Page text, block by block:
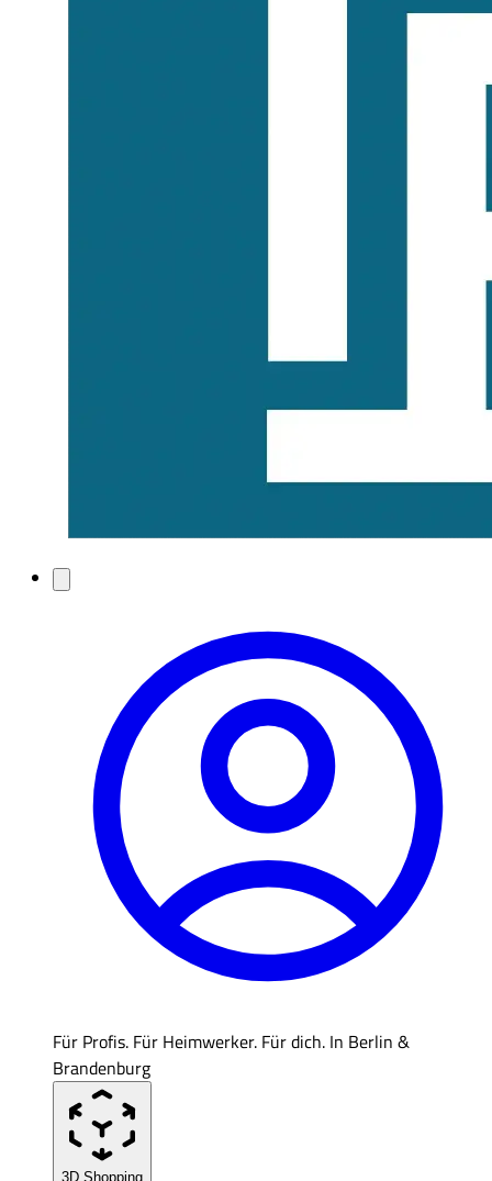
Für Profis. Für Heimwerker. Für dich. In Berlin &
Brandenburg
3D Shopping